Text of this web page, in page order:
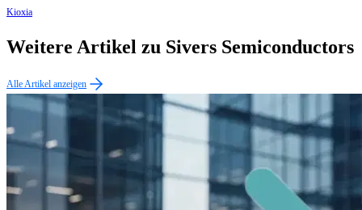
Kioxia
Weitere Artikel zu Sivers Semiconductors
Alle Artikel anzeigen